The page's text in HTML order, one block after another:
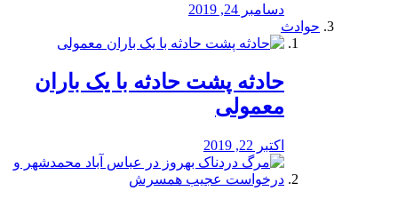
دسامبر 24, 2019
حوادث
️حادثه پشت حادثه با یک باران
معمولی
اکتبر 22, 2019